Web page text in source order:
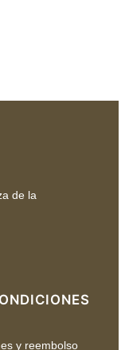
de la
y reembolso